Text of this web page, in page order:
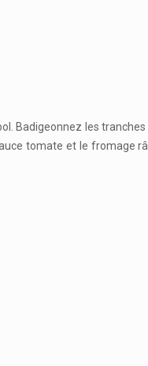
Badigeonnez les
tomate et le fromage